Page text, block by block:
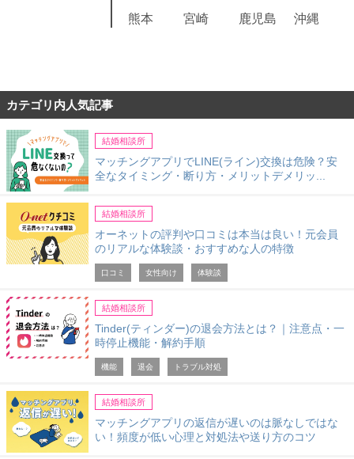
熊本
宮崎 鹿児島 沖縄
カテゴリ内人気記事
結婚相談所
マッチングアプリでLINE(ライン)交換は危険？安
全なタイミング・断り方・メリットデメリッ...
結婚相談所
オーネットの評判や口コミは本当は良い！元会員
のリアルな体験談・おすすめな人の特徴
口コミ 女性向け 体験談
結婚相談所
Tinder(ティンダー)の退会方法とは？｜注意点・一
時停止機能・解約手順
機能 退会 トラブル対処
結婚相談所
マッチングアプリの返信が遅いのは脈なしではな
い！頻度が低い心理と対処法や送り方のコツ